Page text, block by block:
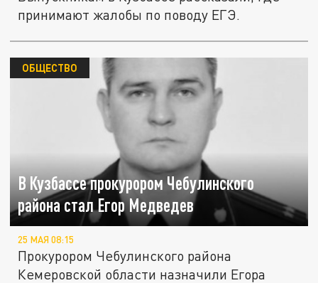
принимают жалобы по поводу ЕГЭ.
В Кузбассе прокурором Чебулинского
района стал Егор Медведев
ОБЩЕСТВО
25 МАЯ 08:15
Прокурором Чебулинского района
Кемеровской области назначили Егора